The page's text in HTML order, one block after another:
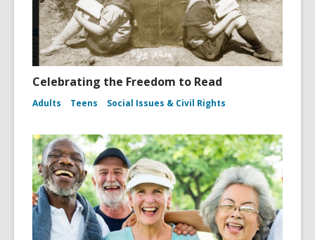
Celebrating the Freedom to Read
Adults Teens Social Issues & Civil Rights